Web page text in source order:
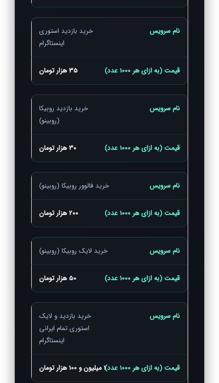
خرید بازدید استوری
اینستاگرام
35 هزار تومان
خرید بازدید روبیکا
(روبینو)
30 هزار تومان
خرید فالوور روبیکا (روبینو)
200 هزار تومان
خرید لایک روبیکا (روبینو)
50 هزار تومان
خرید بازدید و لایک
استوری تمام ایرانی
اینستاگرام
1 میلیون و 100 هزار تومان